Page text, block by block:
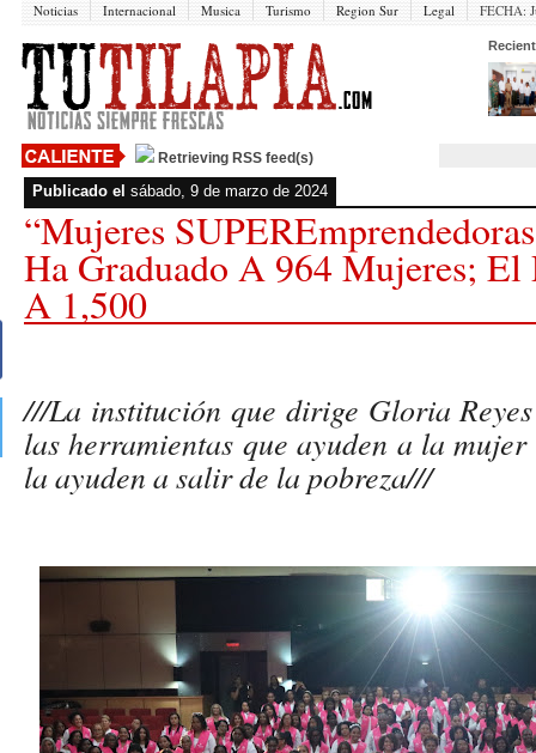
Noticias Internacional Musica Turismo Region Sur Legal FECHA:
Retrieving RSS feed(s)
Publicado el sábado, 9 de marzo de 2024
“Mujeres
Ha Graduado A 964 Mujeres; El
A 1,500
///La institución que dirige Gloria
las herramientas que ayuden a la
la ayuden a salir de la pobreza///